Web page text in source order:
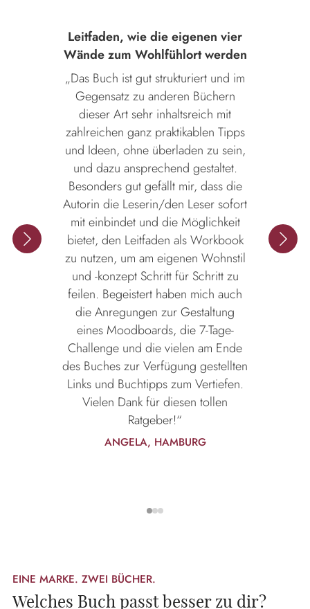
Leitfaden, wie die eigenen vier
Wände zum Wohlfühlort werden
„Das Buch ist gut strukturiert und im
Gegensatz zu anderen Büchern
dieser Art sehr inhaltsreich mit
zahlreichen ganz praktikablen Tipps
und Ideen, ohne überladen zu sein,
und dazu ansprechend gestaltet.
Besonders gut gefällt mir, dass die
Autorin die Leserin/den Leser sofort
mit einbindet und die Möglichkeit
bietet, den Leitfaden als Workbook
zu nutzen, um am eigenen Wohnstil
und -konzept Schritt für Schritt zu
feilen. Begeistert haben mich auch
die Anregungen zur Gestaltung
eines Moodboards, die 7-Tage-
Challenge und die vielen am Ende
des Buches zur Verfügung gestellten
Links und Buchtipps zum Vertiefen.
Vielen Dank für diesen tollen
Ratgeber!“
ANGELA, HAMBURG
EINE MARKE. ZWEI BÜCHER.
Welches Buch passt besser zu dir?